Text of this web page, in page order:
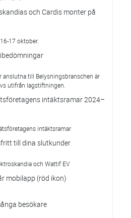
och Cardis monter på
17 oktober.
anslutna till Belysningsbranschen är
utifrån lagstiftningen.
intäktsramar 2024–
intäktsramar
till dina slutkunder
och Wattif EV
mobilapp (röd ikon)
besökare